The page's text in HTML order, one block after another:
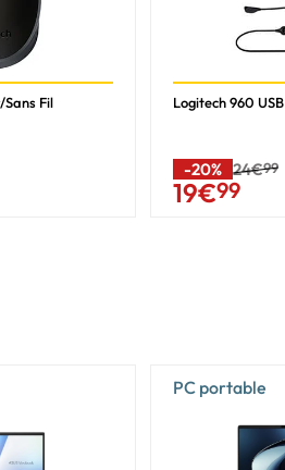
AMD Ryzen AI 400 Series
Sans Fil Logitech 960 USB
-20% 24€99
19€99
PC portable